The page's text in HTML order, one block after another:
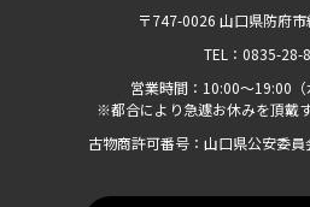
〒747-0026 山口県防府
TEL：0835-28-
営業時間：10:00〜19:00（水
※都合により急遽お休みを頂戴
古物商許可番号：山口県公安委